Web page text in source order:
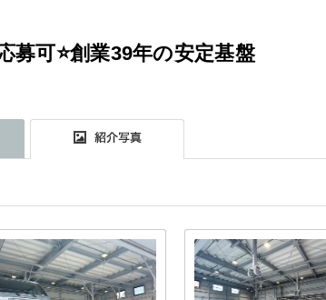
募可⭐️創業39年の安定基盤